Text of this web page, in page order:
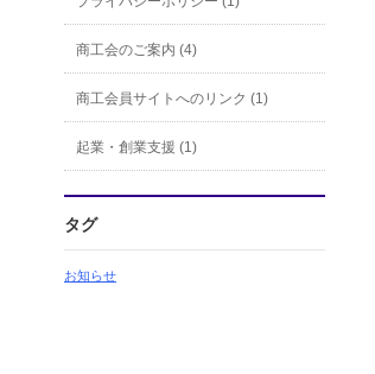
商工会のご案内 (4)
商工会員サイトへのリンク (1)
起業・創業支援 (1)
タグ
お知らせ